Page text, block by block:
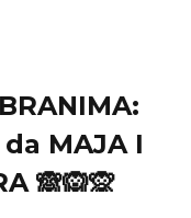
MAJA I
🙈🙉🙊